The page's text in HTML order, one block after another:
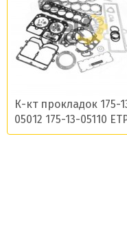
Даю согласие
получение
К-кт прокладок 175-
05012 175-13-05110